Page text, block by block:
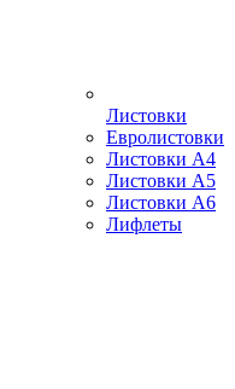
Листовки
Евролистовки
Листовки А4
Листовки А5
Листовки А6
Лифлеты